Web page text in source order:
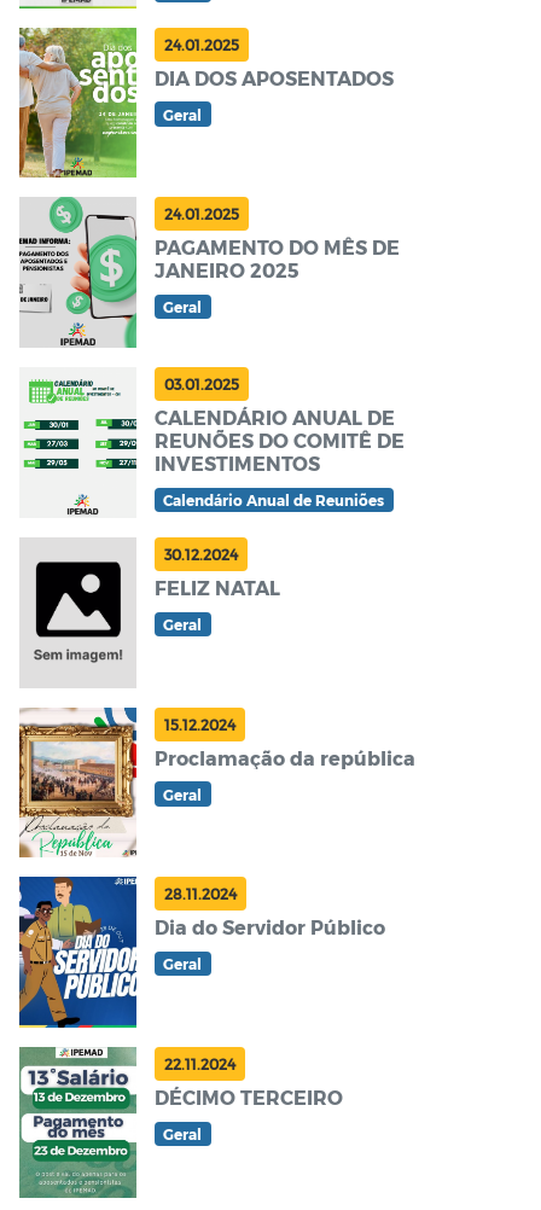
24.01.2025
DIA DOS APOSENTADOS
Geral
24.01.2025
PAGAMENTO DO MÊS DE
JANEIRO 2025
Geral
03.01.2025
CALENDÁRIO ANUAL DE
REUNÕES DO COMITÊ DE
INVESTIMENTOS
Calendário Anual de Reuniões
30.12.2024
FELIZ NATAL
Geral
15.12.2024
Proclamação da república
Geral
28.11.2024
Dia do Servidor Público
Geral
22.11.2024
DÉCIMO TERCEIRO
Geral